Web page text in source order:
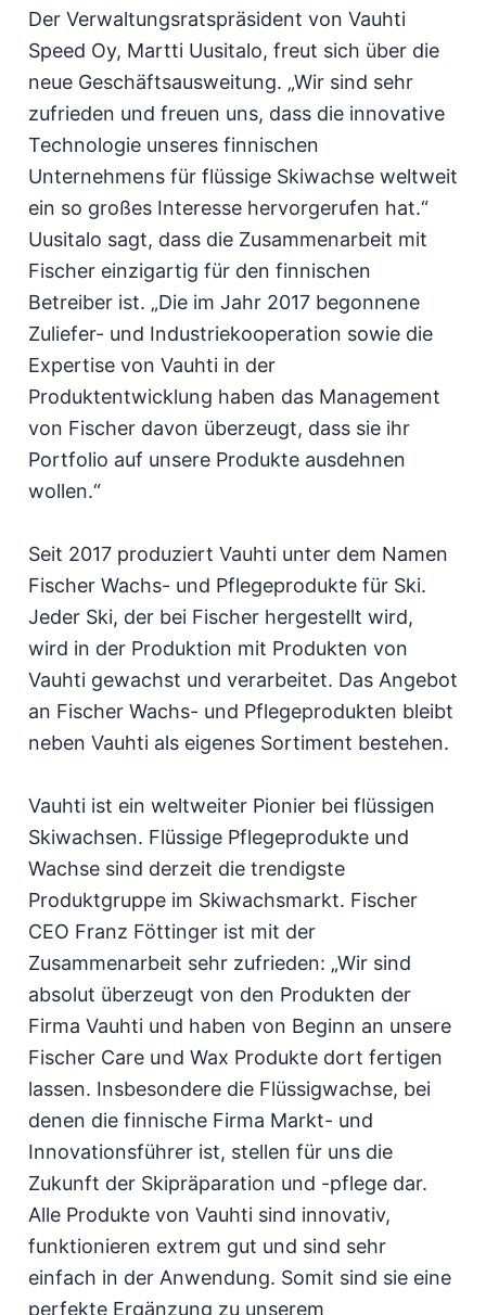
Der Verwaltungsratspräsident von Vauhti
Speed Oy, Martti Uusitalo, freut sich über die
neue Geschäftsausweitung. „Wir sind sehr
zufrieden und freuen uns, dass die innovative
Technologie unseres finnischen
Unternehmens für flüssige Skiwachse weltweit
ein so großes Interesse hervorgerufen hat.“
Uusitalo sagt, dass die Zusammenarbeit mit
Fischer einzigartig für den finnischen
Betreiber ist. „Die im Jahr 2017 begonnene
Zuliefer- und Industriekooperation sowie die
Expertise von Vauhti in der
Produktentwicklung haben das Management
von Fischer davon überzeugt, dass sie ihr
Portfolio auf unsere Produkte ausdehnen
wollen.“
Seit 2017 produziert Vauhti unter dem Namen
Fischer Wachs- und Pflegeprodukte für Ski.
Jeder Ski, der bei Fischer hergestellt wird,
wird in der Produktion mit Produkten von
Vauhti gewachst und verarbeitet. Das Angebot
an Fischer Wachs- und Pflegeprodukten bleibt
neben Vauhti als eigenes Sortiment bestehen.
Vauhti ist ein weltweiter Pionier bei flüssigen
Skiwachsen. Flüssige Pflegeprodukte und
Wachse sind derzeit die trendigste
Produktgruppe im Skiwachsmarkt. Fischer
CEO Franz Föttinger ist mit der
Zusammenarbeit sehr zufrieden: „Wir sind
absolut überzeugt von den Produkten der
Firma Vauhti und haben von Beginn an unsere
Fischer Care und Wax Produkte dort fertigen
lassen. Insbesondere die Flüssigwachse, bei
denen die finnische Firma Markt- und
Innovationsführer ist, stellen für uns die
Zukunft der Skipräparation und -pflege dar.
Alle Produkte von Vauhti sind innovativ,
funktionieren extrem gut und sind sehr
einfach in der Anwendung. Somit sind sie eine
perfekte Ergänzung zu unserem